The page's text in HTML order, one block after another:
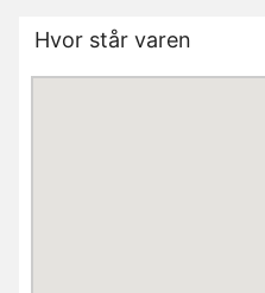
Hvor står varen